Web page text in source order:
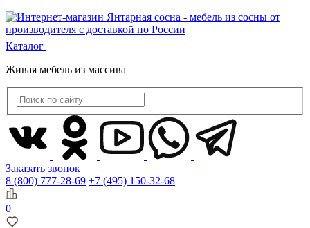
Каталог
Живая мебель из массива
Заказать звонок
8 (800) 777-28-69 +7 (495) 150-32-68
0